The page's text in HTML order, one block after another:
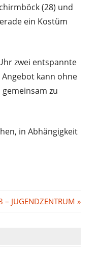
(28) und
ein Kostüm
zwei entspannte
kann ohne
zu
in Abhängigkeit
JUGENDZENTRUM